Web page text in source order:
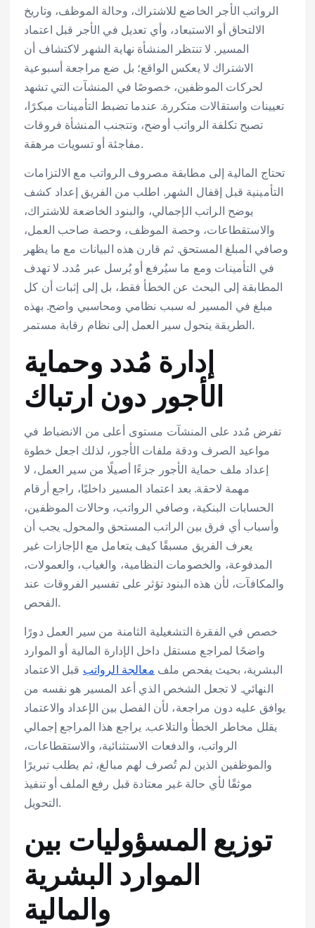
الرواتب الأجر الخاضع للاشتراك، وحالة الموظف، وتاريخ
الالتحاق أو الاستبعاد، وأي تعديل في الأجر قبل اعتماد
المسير. لا تنتظر المنشأة نهاية الشهر لاكتشاف أن
الاشتراك لا يعكس الواقع؛ بل ضع مراجعة أسبوعية
لحركات الموظفين، خصوصًا في المنشآت التي تشهد
تعيينات واستقالات متكررة. عندما تضبط التأمينات مبكرًا،
تصبح تكلفة الرواتب أوضح، وتتجنب المنشأة فروقات
مفاجئة أو تسويات مرهقة.
تحتاج المالية إلى مطابقة مصروف الرواتب مع الالتزامات
التأمينية قبل إقفال الشهر. اطلب من الفريق إعداد كشف
يوضح الراتب الإجمالي، والبنود الخاضعة للاشتراك،
والاستقطاعات، وحصة الموظف، وحصة صاحب العمل،
وصافي المبلغ المستحق. ثم قارن هذه البيانات مع ما يظهر
في التأمينات ومع ما سيُرفع أو يُرسل عبر مُدد. لا تهدف
المطابقة إلى البحث عن الخطأ فقط، بل إلى إثبات أن كل
مبلغ في المسير له سبب نظامي ومحاسبي واضح. بهذه
الطريقة يتحول سير العمل إلى نظام رقابة مستمر.
إدارة مُدد وحماية
الأجور دون ارتباك
تفرض مُدد على المنشآت مستوى أعلى من الانضباط في
مواعيد الصرف ودقة ملفات الأجور، لذلك اجعل خطوة
إعداد ملف حماية الأجور جزءًا أصيلًا من سير العمل، لا
مهمة لاحقة. بعد اعتماد المسير داخليًا، راجع أرقام
الحسابات البنكية، وصافي الرواتب، وحالات الموظفين،
وأسباب أي فرق بين الراتب المستحق والمحول. يجب أن
يعرف الفريق مسبقًا كيف يتعامل مع الإجازات غير
المدفوعة، والخصومات النظامية، والغياب، والعمولات،
والمكافآت، لأن هذه البنود تؤثر على تفسير الفروقات عند
الفحص.
خصص في الفقرة التشغيلية الثامنة من سير العمل دورًا
واضحًا لمراجع مستقل داخل الإدارة المالية أو الموارد
البشرية، بحيث يفحص ملف معالجة الرواتب قبل الاعتماد
النهائي. لا تجعل الشخص الذي أعد المسير هو نفسه من
يوافق عليه دون مراجعة، لأن الفصل بين الإعداد والاعتماد
يقلل مخاطر الخطأ والتلاعب. يراجع هذا المراجع إجمالي
الرواتب، والدفعات الاستثنائية، والاستقطاعات،
والموظفين الذين لم تُصرف لهم مبالغ، ثم يطلب تبريرًا
موثقًا لأي حالة غير معتادة قبل رفع الملف أو تنفيذ
التحويل.
توزيع المسؤوليات بين
الموارد البشرية
والمالية